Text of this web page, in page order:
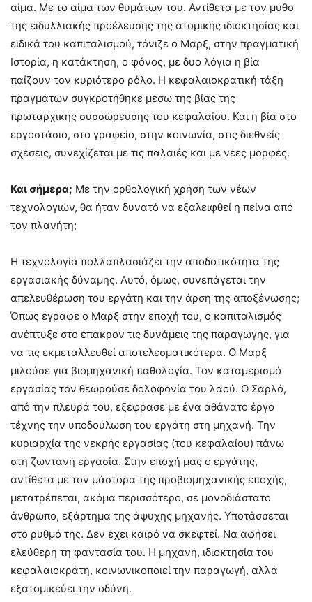
αίμα. Με το αίμα των θυμάτων του. Αντίθετα με τον μύθο
της ειδυλλιακής προέλευσης της ατομικής ιδιοκτησίας και
ειδικά του καπιταλισμού, τόνιζε ο Μαρξ, στην πραγματική
Ιστορία, η κατάκτηση, ο φόνος, με δυο λόγια η βία
παίζουν τον κυριότερο ρόλο. Η κεφαλαιοκρατική τάξη
πραγμάτων συγκροτήθηκε μέσω της βίας της
πρωταρχικής συσσώρευσης του κεφαλαίου. Και η βία στο
εργοστάσιο, στο γραφείο, στην κοινωνία, στις διεθνείς
σχέσεις, συνεχίζεται με τις παλαιές και με νέες μορφές.
Και σήμερα; Με την ορθολογική χρήση των νέων
τεχνολογιών, θα ήταν δυνατό να εξαλειφθεί η πείνα από
τον πλανήτη;
Η τεχνολογία πολλαπλασιάζει την αποδοτικότητα της
εργασιακής δύναμης. Αυτό, όμως, συνεπάγεται την
απελευθέρωση του εργάτη και την άρση της αποξένωσης;
Όπως έγραφε ο Μαρξ στην εποχή του, ο καπιταλισμός
ανέπτυξε στο έπακρον τις δυνάμεις της παραγωγής, για
να τις εκμεταλλευθεί αποτελεσματικότερα. Ο Μαρξ
μιλούσε για βιομηχανική παθολογία. Τον καταμερισμό
εργασίας τον θεωρούσε δολοφονία του λαού. Ο Σαρλό,
από την πλευρά του, εξέφρασε με ένα αθάνατο έργο
τέχνης την υποδούλωση του εργάτη στη μηχανή. Την
κυριαρχία της νεκρής εργασίας (του κεφαλαίου) πάνω
στη ζωντανή εργασία. Στην εποχή μας ο εργάτης,
αντίθετα με τον μάστορα της προβιομηχανικής εποχής,
μετατρέπεται, ακόμα περισσότερο, σε μονοδιάστατο
άνθρωπο, εξάρτημα της άψυχης μηχανής. Υποτάσσεται
στο ρυθμό της. Δεν έχει καιρό να σκεφτεί. Να αφήσει
ελεύθερη τη φαντασία του. Η μηχανή, ιδιοκτησία του
κεφαλαιοκράτη, κοινωνικοποιεί την παραγωγή, αλλά
εξατομικεύει την οδύνη.